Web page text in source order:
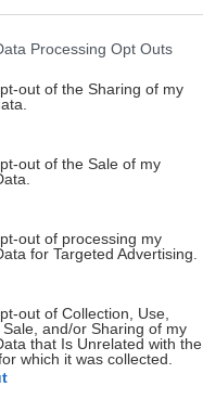
this website/app uses one
visit or usage behaviour.
to Google and its
below specified purposes
Processing Opt Outs
out of the Sharing of my
out of the Sale of my
out of processing my
for Targeted Advertising.
out of Collection, Use,
and/or Sharing of my
that Is Unrelated with the
which it was collected.
15
Πώς να
εαυτό